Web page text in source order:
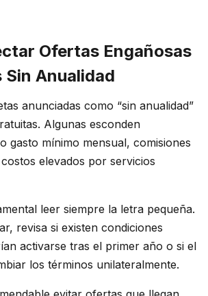
Ofertas Engañosas
Sin Anualidad
anunciadas como “sin anualidad”
Algunas esconden
gasto mínimo mensual, comisiones
elevados por servicios
leer siempre la letra pequeña.
revisa si existen condiciones
activarse tras el primer año o si el
los términos unilateralmente.